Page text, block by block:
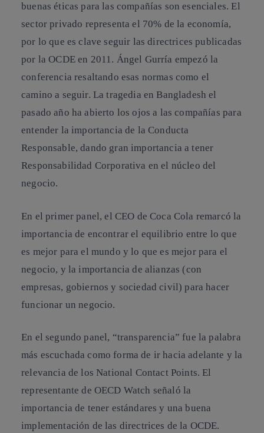
buenas éticas para las compañías son esenciales. El
sector privado representa el 70% de la economía,
por lo que es clave seguir las directrices publicadas
por la OCDE en 2011. Ángel Gurría empezó la
conferencia resaltando esas normas como el
camino a seguir. La tragedia en Bangladesh el
pasado año ha abierto los ojos a las compañías para
entender la importancia de la Conducta
Responsable, dando gran importancia a tener
Responsabilidad Corporativa en el núcleo del
negocio.
En el primer panel, el CEO de Coca Cola remarcó la
importancia de encontrar el equilibrio entre lo que
es mejor para el mundo y lo que es mejor para el
negocio, y la importancia de alianzas (con
empresas, gobiernos y sociedad civil) para hacer
funcionar un negocio.
En el segundo panel, “transparencia” fue la palabra
más escuchada como forma de ir hacia adelante y la
relevancia de los National Contact Points. El
representante de OECD Watch señaló la
importancia de tener estándares y una buena
implementación de las directrices de la OCDE.